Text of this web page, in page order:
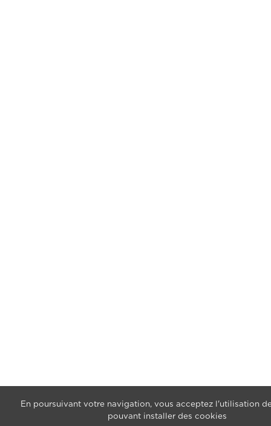
En poursuivant votre navigation, vous acceptez l'utilisation
pouvant installer des cookies